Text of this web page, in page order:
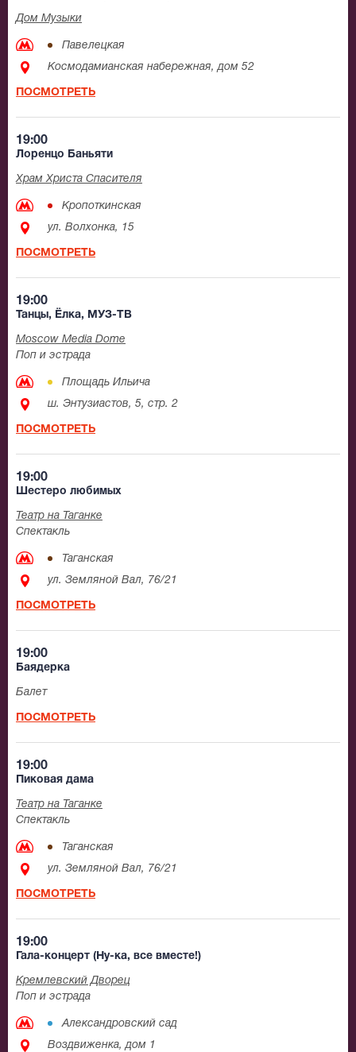
Дом Музыки
Павелецкая
Космодамианская набережная, дом 52
ПОСМОТРЕТЬ
19:00
Лоренцо Баньяти
Храм Христа Спасителя
Кропоткинская
ул. Волхонка, 15
ПОСМОТРЕТЬ
19:00
Танцы, Ёлка, МУЗ-ТВ
Moscow Media Dome
Поп и эстрада
Площадь Ильича
ш. Энтузиастов, 5, стр. 2
ПОСМОТРЕТЬ
19:00
Шестеро любимых
Театр на Таганке
Спектакль
Таганская
ул. Земляной Вал, 76/21
ПОСМОТРЕТЬ
19:00
Баядерка
Балет
ПОСМОТРЕТЬ
19:00
Пиковая дама
Театр на Таганке
Спектакль
Таганская
ул. Земляной Вал, 76/21
ПОСМОТРЕТЬ
19:00
Гала-концерт (Ну-ка, все вместе!)
Кремлевский Дворец
Поп и эстрада
Александровский сад
Воздвиженка, дом 1